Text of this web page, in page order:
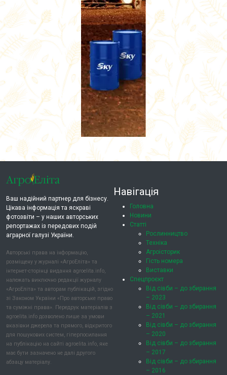
Ваш надійний партнер для бізнесу.
Цікава інформація та яскраві
фотозвіти – у наших авторських
репортажах із передових подій
аграрної галузі України.
Авторські права на інформацію,
розміщену у журналі «АгроЕліта» та
інтернет-сторінці видання agroelita.info,
належать виключно редакції журналу
«АгроЕліта» та авторам публікацій, згідно
зі Законом України «Про авторське право
та суміжні права». Передрук матеріалів з
agroelita.info дозволено лише за умови
вказівки джерела та прямого, відкритого
для пошукових систем, гіперпосилання
на публікацію на сайті agroelita.info, яке
має бути зазначено не далі другого
абзацу матеріалу.
Навігація
Головна
Новини
Статті
Рослинництво
Техніка
Агроісторик
Гість номера
Виставки
Спецпроєкт
Від сівби – до збирання
– 2023
Від сівби – до збирання
– 2021
Від сівби – до збирання
– 2020
Від сівби – до збирання
– 2017
Від сівби – до збирання
– 2016